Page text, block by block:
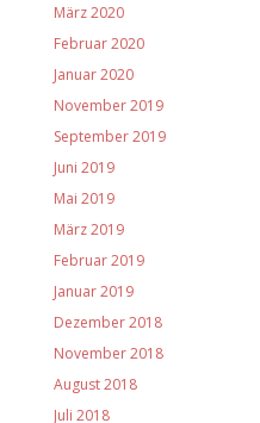
März 2020
Februar 2020
Januar 2020
November 2019
September 2019
Juni 2019
Mai 2019
März 2019
Februar 2019
Januar 2019
Dezember 2018
November 2018
August 2018
Juli 2018